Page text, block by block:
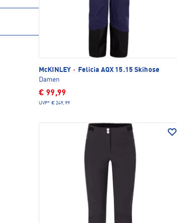
McKINLEY ·
Felicia AQX 15.15 Skihose
Damen
€ 99,99
UVP* € 249,99